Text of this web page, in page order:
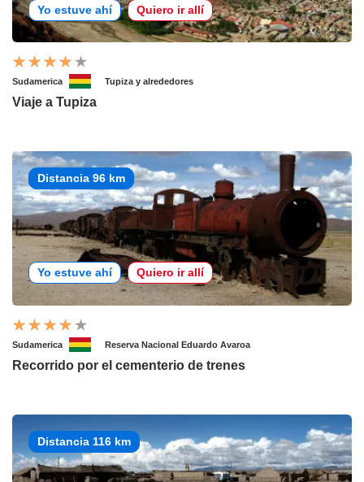
Yo estuve ahí Quiero ir allí
Sudamerica Tupiza y alrededores
Viaje a Tupiza
Distancia 96 km
Yo estuve ahí Quiero ir allí
Sudamerica Reserva Nacional Eduardo Avaroa
Recorrido por el cementerio de trenes
Distancia 116 km